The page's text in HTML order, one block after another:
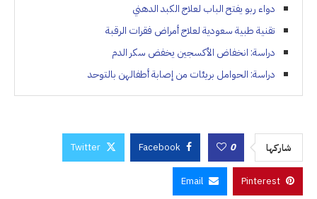
دواء ربو يفتح الباب لعلاج الكبد الدهني
تقنية طبية سعودية لعلاج أمراض فقرات الرقبة
دراسة: انخفاض الأكسجين يخفض سكر الدم
دراسة: الحوامل بريئات من إصابة أطفالهن بالتوحد
شاركها 0
Facebook
Twitter
Pinterest
Email